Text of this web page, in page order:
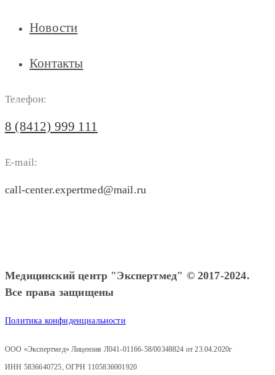
Новости
Контакты
Телефон:
8 (8412) 999 111
E-mail:
call-center.expertmed@mail.ru
Медицинский центр "Экспертмед" © 2017-2024.
Все права защищены
Политика конфиденциальности
ООО «Экспертмед» Лицензия Л041-01166-58/00348824 от 23.04.2020г
ИНН 5836640725, ОГРН 1105836001920